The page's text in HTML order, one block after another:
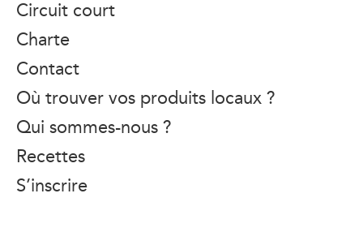
Circuit court
Charte
Contact
Où trouver vos produits locaux ?
Qui sommes-nous ?
Recettes
S’inscrire